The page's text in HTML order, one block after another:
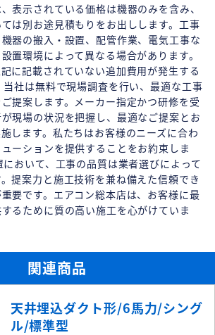
表示されている価格は機器のみを含み、
は別お途見積もりをお出しします。工事
器の搬入・設置、配管作業、電気工事な
置環境によって異なる場合があります。
に記載されていない追加費用が発生する
社は無料で現場調査を行い、最適な工事
提案します。メーカー指定かつ研修を受
現場の状況を把握し、最適なご提案とお
します。私たちはお客様のニーズに合わ
ーションを提供することをお約束しま
おいて、工事の品質は業者選びによって
提案力と施工技術を兼ね備えた信頼でき
要です。エアコン総本店は、お客様に最
るために質の高い施工を心がけていま
関連商品
天井埋込ダクト形/6馬力/シング
ル/標準型